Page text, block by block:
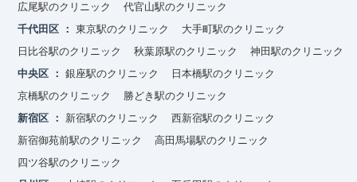
広尾駅のクリニック
代官山駅のクリニック
千代田区
東京駅のクリニック
大手町駅のクリニック
日比谷駅のクリニック
秋葉原駅のクリニック
神田駅のクリニック
中央区
銀座駅のクリニック
日本橋駅のクリニック
京橋駅のクリニック
勝どき駅のクリニック
新宿区
新宿駅のクリニック
西新宿駅のクリニック
新宿御苑前駅のクリニック
高田馬場駅のクリニック
四ツ谷駅のクリニック